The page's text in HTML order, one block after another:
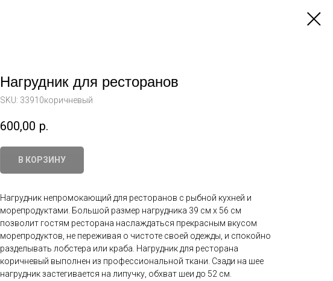
Нагрудник для ресторанов
SKU: 33910коричневый
600,00 р.
В КОРЗИНУ
Нагрудник непромокающий для ресторанов с рыбной кухней и
морепродуктами. Большой размер нагрудника 39 см х 56 см
позволит гостям ресторана наслаждаться прекрасным вкусом
морепродуктов, не переживая о чистоте своей одежды, и спокойно
разделывать лобстера или краба. Нагрудник для ресторана
коричневый выполнен из профессиональной ткани. Сзади на шее
нагрудник застегивается на липучку, обхват шеи до 52 см.